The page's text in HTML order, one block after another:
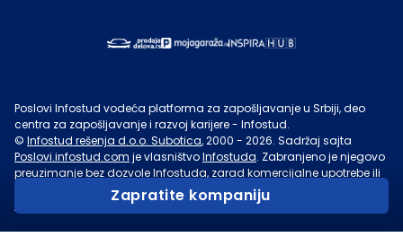
Zapratite kompaniju
Poslovi Infostud vodeća platforma za zapošljavanje u Srbiji, deo
centra za zapošljavanje i razvoj karijere - Infostud.
© Infostud rešenja d.o.o. Subotica, 2000 - 2026. Sadržaj sajta
Poslovi.infostud.com je vlasništvoInfostuda. Zabranjeno je njegovo
preuzimanje bez dozvoleInfostuda, zarad komercijalne upotrebe ili
u druge svrhe, osim za lične potrebe posetilaca sajta.